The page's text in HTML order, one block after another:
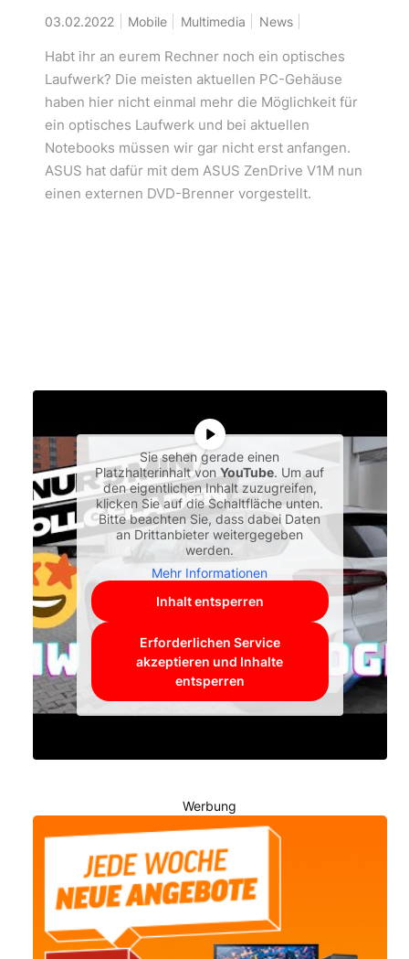
03.02.2022 Mobile Multimedia News
Habt ihr an eurem Rechner noch ein optisches
Laufwerk? Die meisten aktuellen PC-Gehäuse
haben hier nicht einmal mehr die Möglichkeit für
ein optisches Laufwerk und bei aktuellen
Notebooks müssen wir gar nicht erst anfangen.
ASUS hat dafür mit dem ASUS ZenDrive V1M nun
einen externen DVD-Brenner vorgestellt.
Sie sehen gerade einen
Platzhalterinhalt vonYouTube. Um auf
den eigentlichen Inhalt zuzugreifen,
klicken Sie auf die Schaltfläche unten.
Bitte beachten Sie, dass dabei Daten
an Drittanbieter weitergegeben
werden.
Mehr Informationen
Inhalt entsperren
Erforderlichen Service
akzeptieren und Inhalte
entsperren
Werbung